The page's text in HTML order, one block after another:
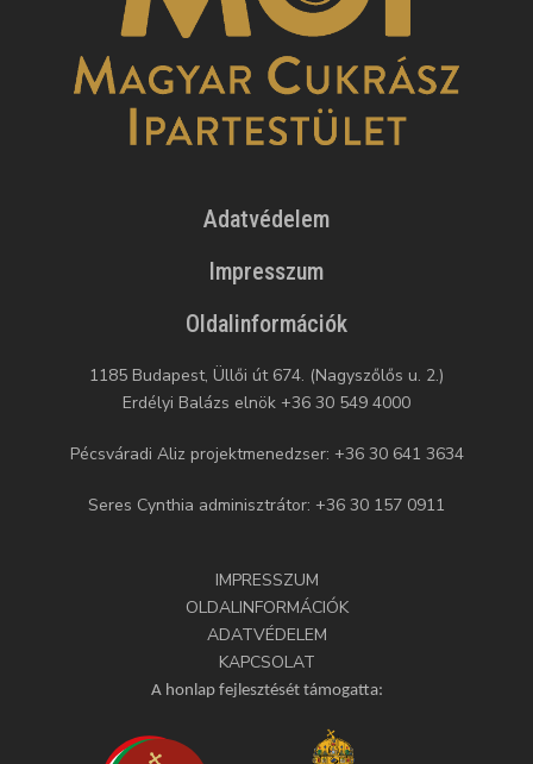
Adatvédelem
Impresszum
Oldalinformációk
1185 Budapest, Üllői út 674. (Nagyszőlős u. 2.)
Erdélyi Balázs elnök +36 30 549 4000
Pécsváradi Aliz projektmenedzser: +36 30 641 3634
Seres Cynthia adminisztrátor: +36 30 157 0911
IMPRESSZUM
OLDALINFORMÁCIÓK
ADATVÉDELEM
KAPCSOLAT
A honlap fejlesztését támogatta: